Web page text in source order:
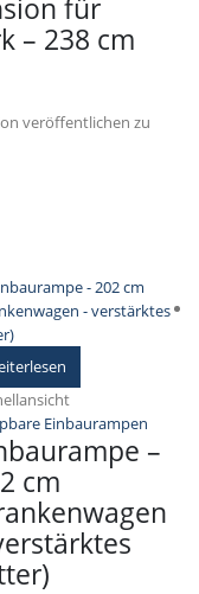
für
– 238 cm
veröffentlichen zu
Einbaurampen
–
cm